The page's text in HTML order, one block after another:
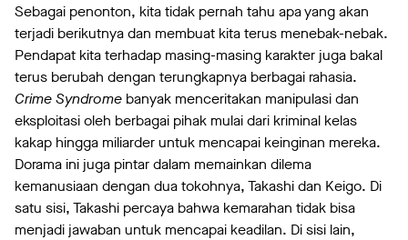
Sebagai penonton, kita tidak pernah tahu apa yang akan
terjadi berikutnya dan membuat kita terus menebak-nebak.
Pendapat kita terhadap masing-masing karakter juga bakal
terus berubah dengan terungkapnya berbagai rahasia.
Crime Syndrome banyak menceritakan manipulasi dan
eksploitasi oleh berbagai pihak mulai dari kriminal kelas
kakap hingga miliarder untuk mencapai keinginan mereka.
Dorama ini juga pintar dalam memainkan dilema
kemanusiaan dengan dua tokohnya, Takashi dan Keigo. Di
satu sisi, Takashi percaya bahwa kemarahan tidak bisa
menjadi jawaban untuk mencapai keadilan. Di sisi lain,